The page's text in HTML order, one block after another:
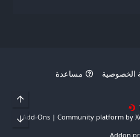
الخصوصية
مساعدة
Community platform by
|
Add-Ons
Addon
أعلى